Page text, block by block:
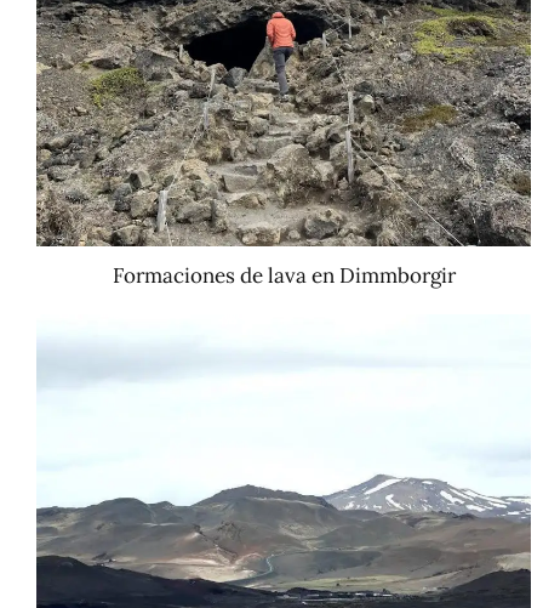
Formaciones de lava en Dimmborgir